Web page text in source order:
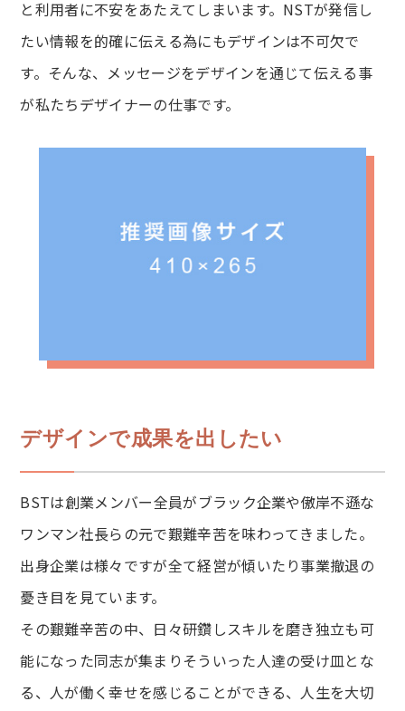
と利用者に不安をあたえてしまいます。NSTが発信し
たい情報を的確に伝える為にもデザインは不可欠で
す。そんな、メッセージをデザインを通じて伝える事
が私たちデザイナーの仕事です。
デザインで成果を出したい
BSTは創業メンバー全員がブラック企業や傲岸不遜な
ワンマン社長らの元で艱難辛苦を味わってきました。
出身企業は様々ですが全て経営が傾いたり事業撤退の
憂き目を見ています。
その艱難辛苦の中、日々研鑽しスキルを磨き独立も可
能になった同志が集まりそういった人達の受け皿とな
る、人が働く幸せを感じることができる、人生を大切